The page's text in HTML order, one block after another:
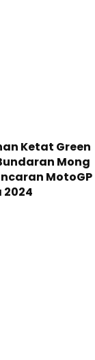
Ketat Green
Mong
MotoGP